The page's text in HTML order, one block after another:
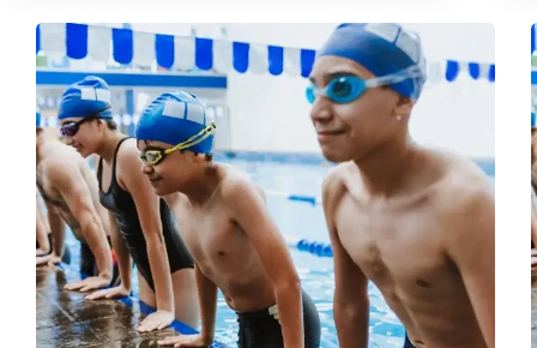
Jung
–
Mitgliederversammlung
des
TV
Goch
gut
besucht